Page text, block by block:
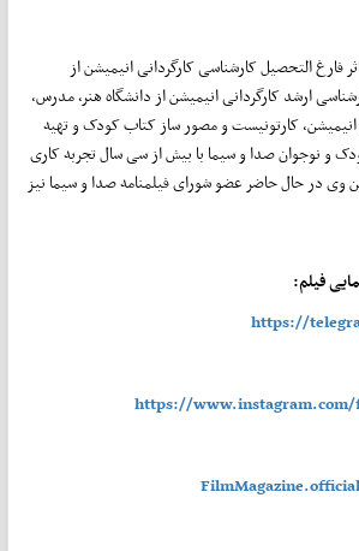
فارغ التحصیل کارشناسی کارگردانی انیمیشن از
ارشد کارگردانی انیمیشن از دانشگاه هنر، مدرس،
انیمیشن، کارتونیست و مصور ساز کتاب کودک و تهیه
و نوجوان صدا و سیما با بیش از سی سال تجربه کاری
وی در حال حاضر عضو شورای فیلمنامه صدا و سیما نیز
فیلم:
https://
https://